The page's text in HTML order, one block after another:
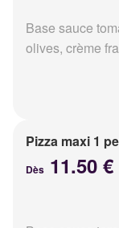
Base sauce
olives, crème
Pizza maxi 1
Dès 11.50 €